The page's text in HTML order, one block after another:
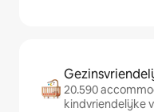
20.590
kindvriendelijke